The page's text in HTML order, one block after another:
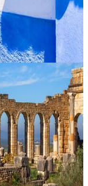
Casablanca
che intreccia
viaggio conduce
e